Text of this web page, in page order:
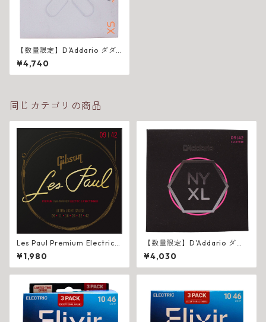
【数量限定】D’Addario ダダ
リオ XSE ボーナスパック エレ
キギター弦
¥4,740
同じカテゴリの商品
Les Paul Premium Electric
Guitar Strings
¥1,980
【数量限定】D'Addario ダダ
リオ NYXL ボーナスパック エ
レキギター弦
¥4,030